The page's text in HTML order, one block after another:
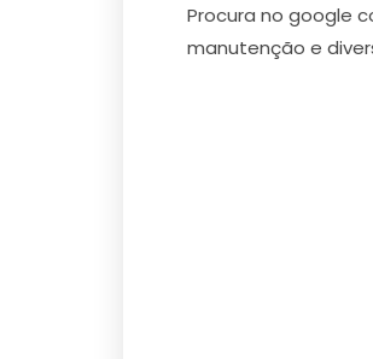
Procura no google
manutenção e